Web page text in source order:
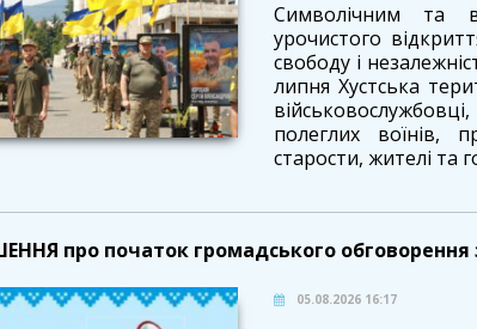
Символічним та
урочистого
свободу і
липня Хустська
полеглих воїнів,
старости, жителі та
про початок громадського обговорення
05.08.2026 16:17